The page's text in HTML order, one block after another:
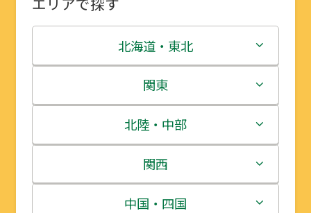
北海道・東北
北海道
青森県
岩手県
宮城県
関東
茨城県
栃木県
群馬県
北陸・中部
新潟県
富山県
関西
三重県
中国・四国